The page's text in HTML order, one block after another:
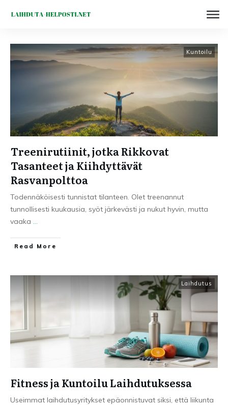
Kuntoilu
Treenirutiinit, jotka Rikkovat
Tasanteet ja Kiihdyttävät
Rasvanpolttoa
Todennäköisesti tunnistat tilanteen. Olet treenannut
tunnollisesti kuukausia, syöt järkevästi ja nukut hyvin, mutta
vaaka ...
Read More
Laihdutus
Fitness ja Kuntoilu Laihdutuksessa
Useimmat laihdutusyritykset epäonnistuvat siksi, että liikunta